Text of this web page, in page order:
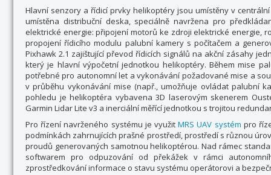
Hlavní senzory a řídicí prvky helikoptéry jsou umístěny v
umístěna distribuční deska, speciálně navržena pro
elektrické energie: připojení motorů ke zdroji elektrické energie,
propojení řídicího modulu palubní kamery s počítačem a
Pixhawk 2.1 zajištující převod řídicích signálů na akční zásahy
který je hlavní výpočetní jednotkou helikoptéry. Během mise
potřebné pro autonomní let a vykonávání požadované mise a
v průběhu vykonávání mise (např., umožňuje ovládat palubní
pohledu je helikoptéra vybavena 3D laserovým skenerem
Garmin Lidar Lite v3 a inerciální měřící jednotkou s trojitou
Pro řízení navrženého systému je využitMRS UAV systém pro
podmínkách zahrnujících prašné prostředí, prostředí s různou
proudů generovaných samotnou helikoptérou. Nad rámec
softwarem pro odpuzování od překážek v rámci
zprostředkování informace o stavu systému operátorovi a